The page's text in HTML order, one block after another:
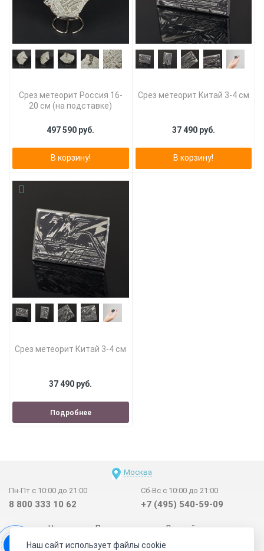
Срез метеорит Россия 16-
20 см (на подставке)
497 590 руб.
В корзину!
Срез метеорит Китай 3-4 см
37 490 руб.
В корзину!
Срез метеорит Китай 3-4 см
37 490 руб.
Подробнее
Москва
Пн-Пт с 10:00 до 21:00
8 800 333 10 62
Сб-Вс с 10:00 до 21:00
+7 (495) 540-59-09
Новинки Поставщикам
Личный счет
Договор-оферта
О нас Наши магазины
Наш сайт использует файлы cookie